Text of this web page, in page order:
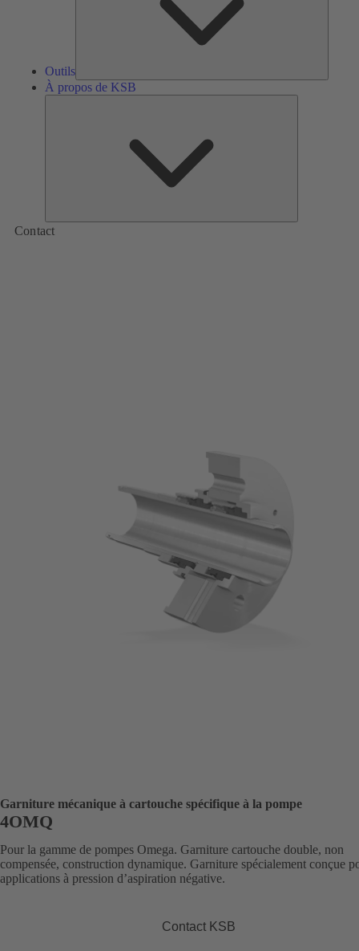
Outils
À propos de KSB
Contact
Garniture mécanique à cartouche spécifique à la pompe
4OMQ
Pour la gamme de pompes Omega. Garniture cartouche double, non
compensée, construction dynamique. Garniture spécialement conçue
applications à pression d’aspiration négative.
Contact KSB